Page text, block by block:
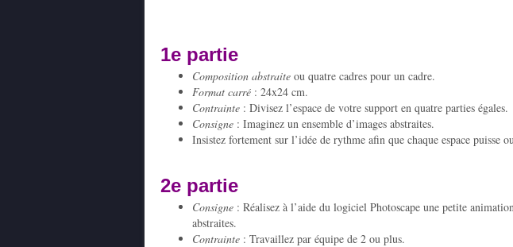
1e partie
Composition abstraite ou quatre cadres pour un cadre.
Format carré : 24x24 cm.
Contrainte : Divisez l’espace de votre support en quatre parties égales.
Consigne : Imaginez un ensemble d’images abstraites.
Insistez fortement sur l’idée de rythme afin que chaque espace puisse
2e partie
Consigne : Réalisez à l’aide du logiciel Photoscape une petite
abstraites.
Contrainte : Travaillez par équipe de 2 ou plus.